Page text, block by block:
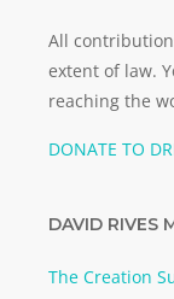
All
extent of law.
reaching the
DONATE TO
DAVID RIVES
The Creation